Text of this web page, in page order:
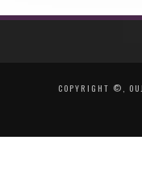
COPYRIGHT ©,